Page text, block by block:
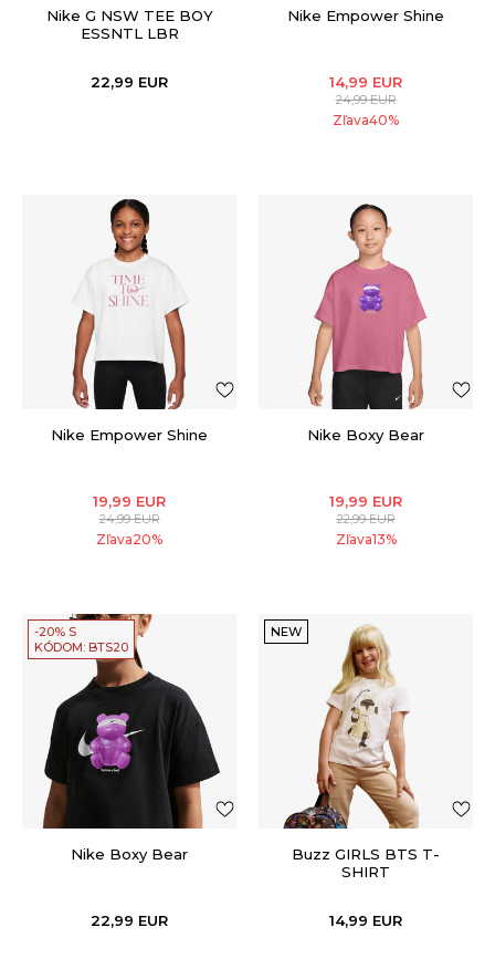
Nike G NSW TEE BOY
ESSNTL LBR
22,99 EUR
Nike Empower Shine
14,99 EUR
24,99EUR
Zľava40%
Nike Empower Shine
19,99 EUR
24,99EUR
Zľava20%
Nike Boxy Bear
19,99 EUR
22,99EUR
Zľava13%
-20% S
KÓDOM: BTS20
Nike Boxy Bear
22,99 EUR
NEW
Buzz GIRLS BTS T-
SHIRT
14,99 EUR